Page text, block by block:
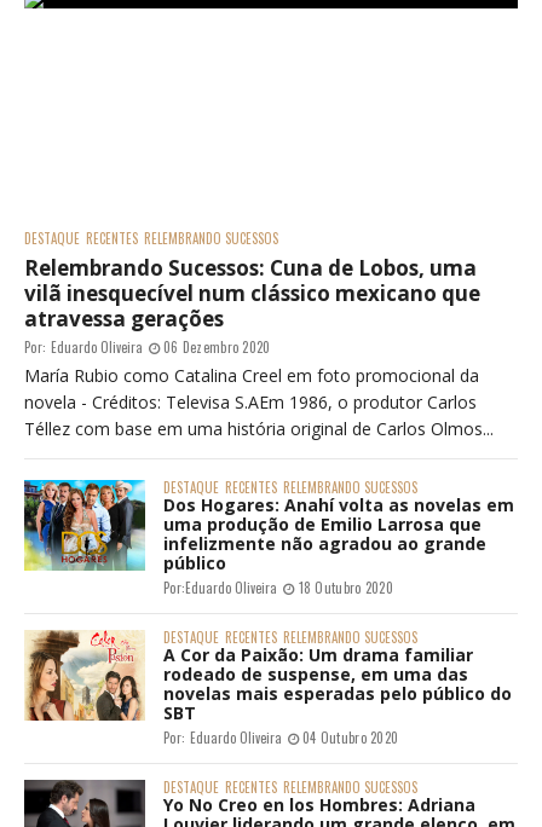
DESTAQUE RECENTES RELEMBRANDO SUCESSOS
Relembrando Sucessos: Cuna de Lobos, uma
vilã inesquecível num clássico mexicano que
atravessa gerações
Por: Eduardo Oliveira 06 Dezembro 2020
María Rubio como Catalina Creel em foto promocional da
novela - Créditos: Televisa S.AEm 1986, o produtor Carlos
Téllez com base em uma história original de Carlos Olmos...
DESTAQUE RECENTES RELEMBRANDO SUCESSOS
Dos Hogares: Anahí volta as novelas em
uma produção de Emilio Larrosa que
infelizmente não agradou ao grande
público
Por:Eduardo Oliveira 18 Outubro 2020
DESTAQUE RECENTES RELEMBRANDO SUCESSOS
A Cor da Paixão: Um drama familiar
rodeado de suspense, em uma das
novelas mais esperadas pelo público do
SBT
Por: Eduardo Oliveira 04 Outubro 2020
DESTAQUE RECENTES RELEMBRANDO SUCESSOS
Yo No Creo en los Hombres: Adriana